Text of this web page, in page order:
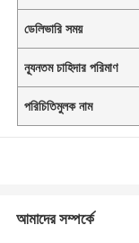
ডেলিভারি সময়
ন্যূনতম চাহিদার পরিমাণ
পরিচিতিমুলক নাম
আমাদের সম্পর্কে